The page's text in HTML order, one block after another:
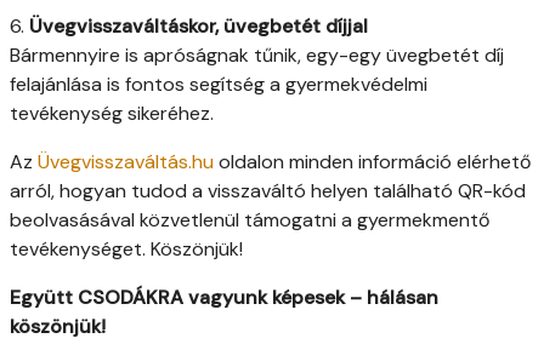
6. Üvegvisszaváltáskor, üvegbetét díjjal
Bármennyire is apróságnak tűnik, egy-egy üvegbetét díj
felajánlása is fontos segítség a gyermekvédelmi
tevékenység sikeréhez.
Az Üvegvisszaváltás.huoldalon minden információ elérhető
arról, hogyan tudod a visszaváltó helyen található QR-kód
beolvasásával közvetlenül támogatni a gyermekmentő
tevékenységet. Köszönjük!
Együtt CSODÁKRA vagyunk képesek – hálásan
köszönjük!